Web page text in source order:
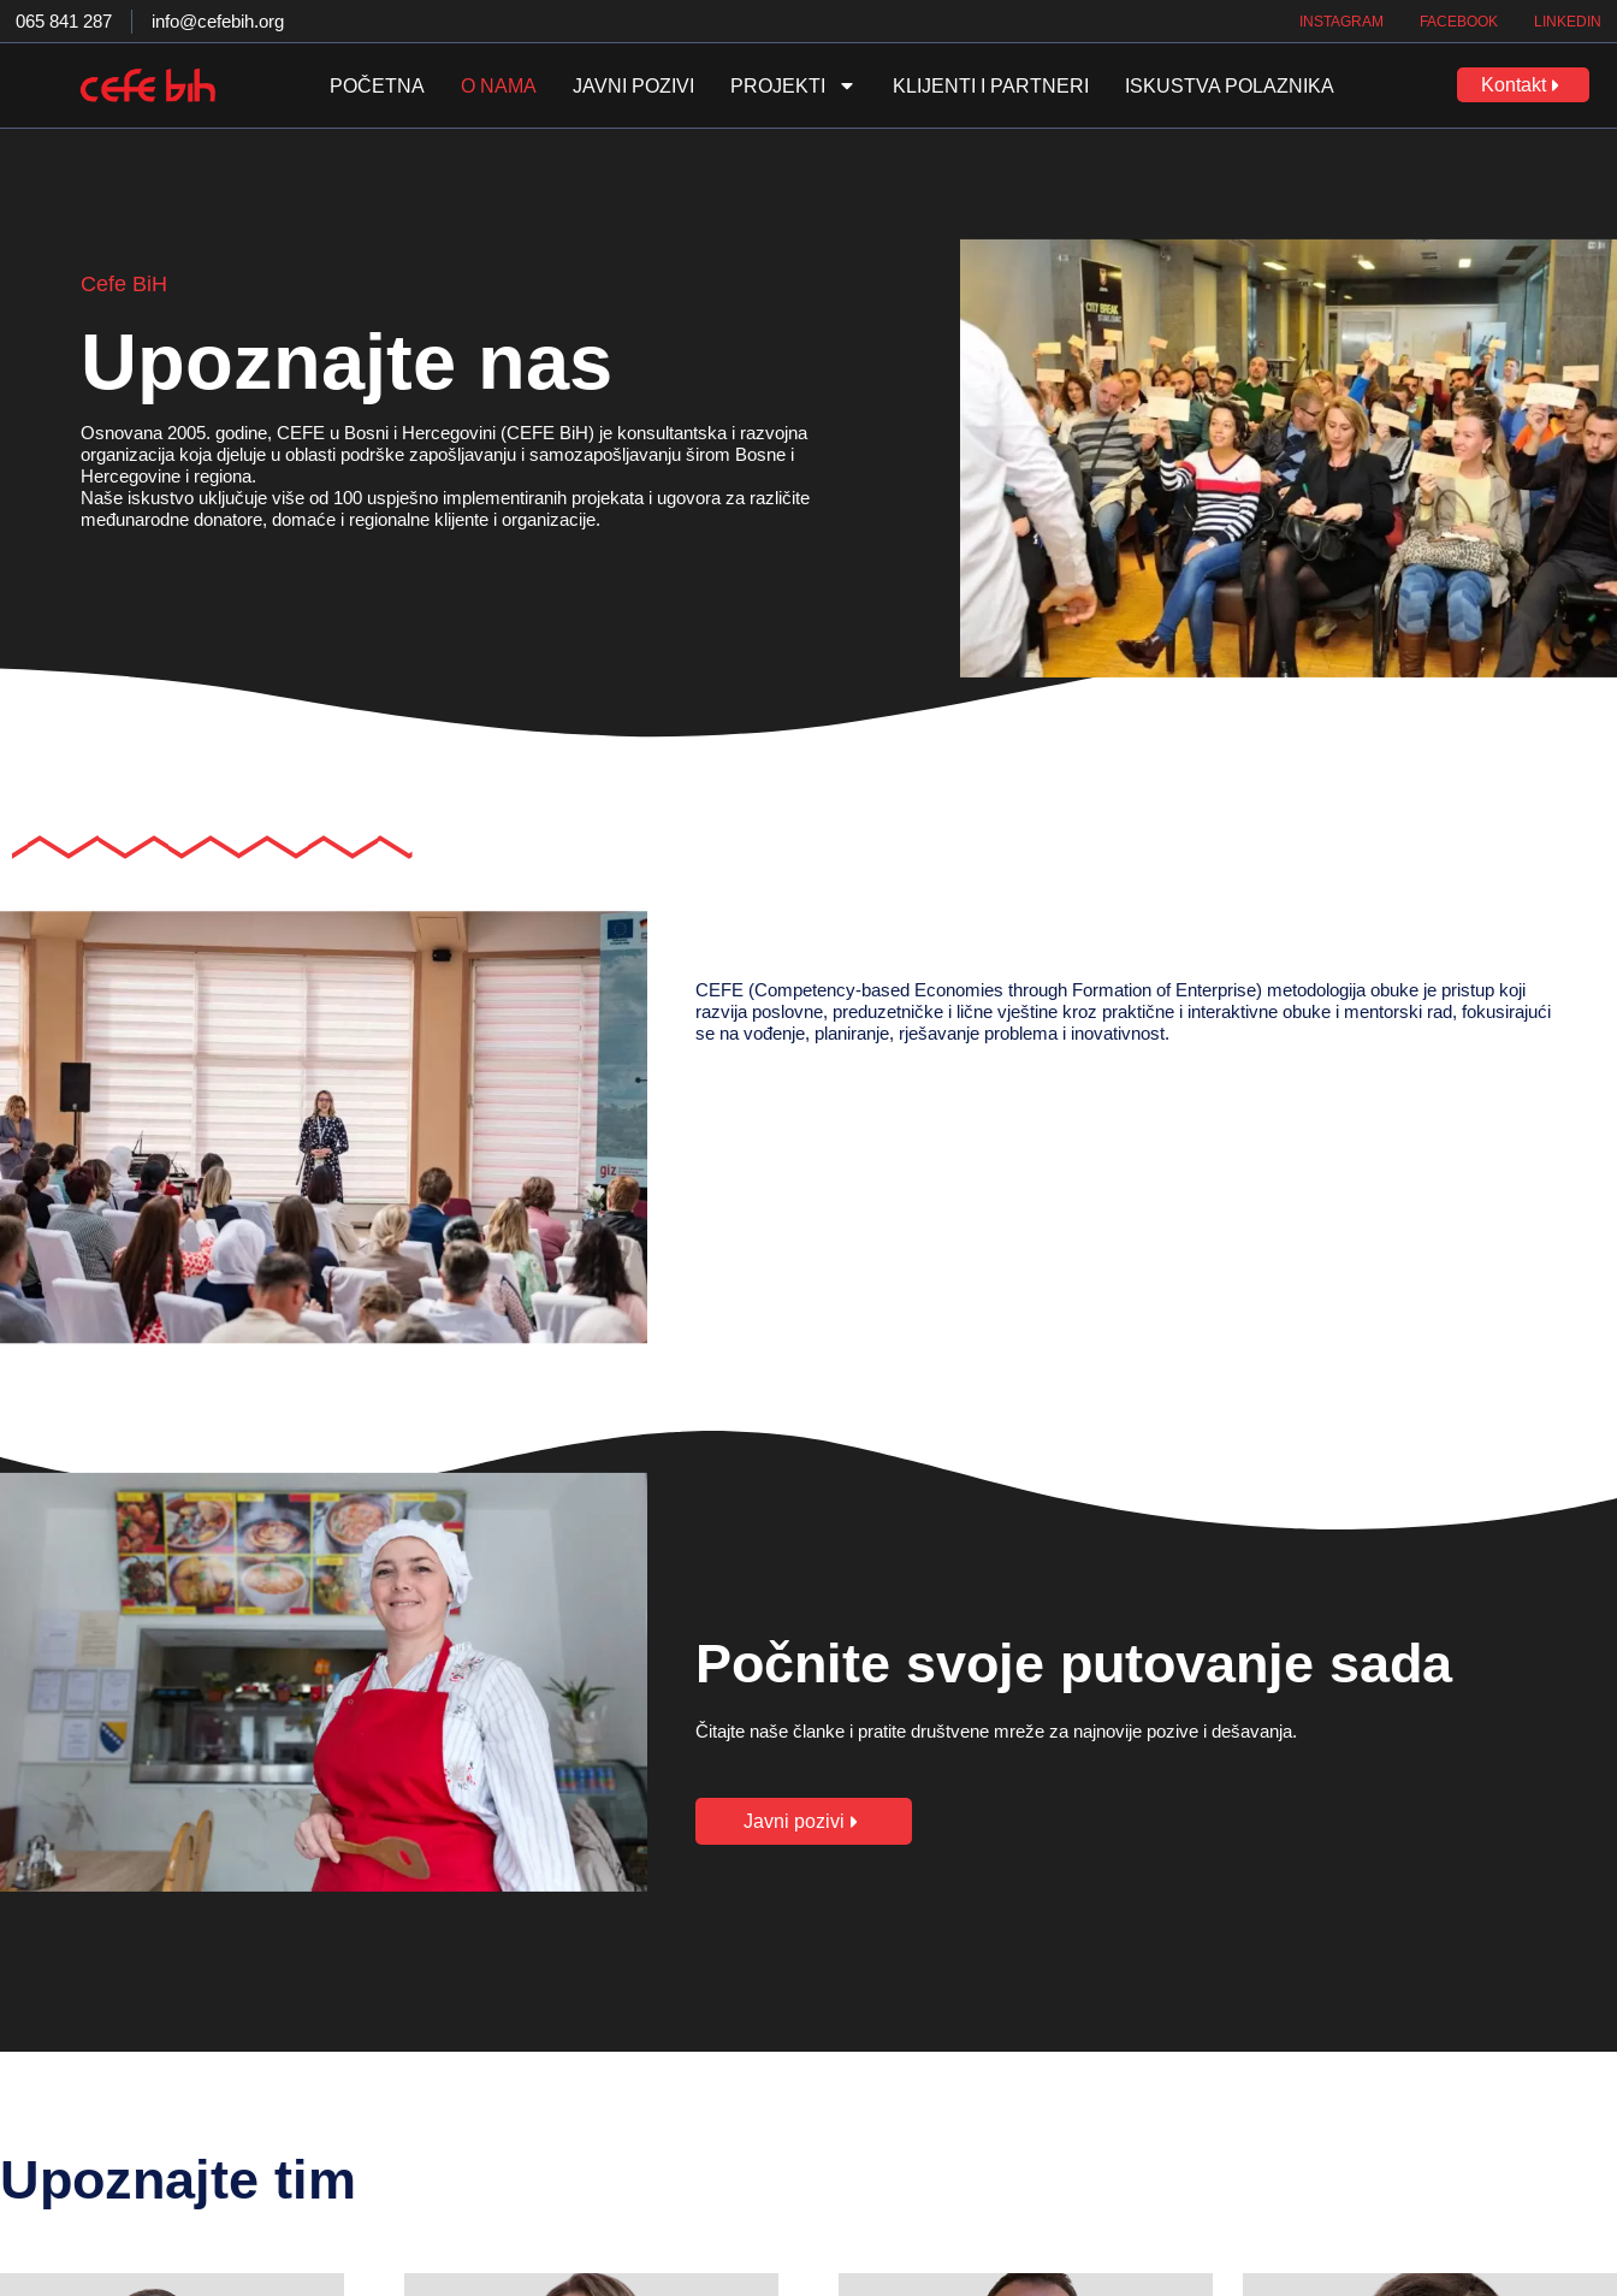
Skip
to
065 841 287 info@cefebih.org INSTAGRAM FACEBOOK LINKEDIN
POČETNA O NAMA JAVNI POZIVI PROJEKTI KLIJENTI I PARTNERI ISKUSTVA POLAZNIKA Kontakt
Cefe BiH
Upoznajte nas
Osnovana 2005. godine, CEFE u Bosni i Hercegovini (CEFE BiH) je konsultantska i razvojna
organizacija koja djeluje u oblasti podrške zapošljavanju i samozapošljavanju širom Bosne i
Hercegovine i regiona.
Naše iskustvo uključuje više od 100 uspješno implementiranih projekata i ugovora za različite
međunarodne donatore, domaće i regionalne klijente i organizacije.
CEFE (Competency-based Economies through Formation of Enterprise) metodologija obuke je pristup koji
razvija poslovne, preduzetničke i lične vještine kroz praktične i interaktivne obuke i mentorski rad, fokusirajući
se na vođenje, planiranje, rješavanje problema i inovativnost.
Počnite svoje putovanje sada
Čitajte naše članke i pratite društvene mreže za najnovije pozive i dešavanja.
Javni pozivi
Upoznajte tim